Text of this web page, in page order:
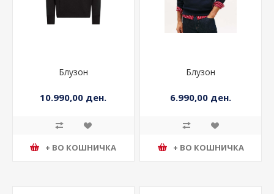
Блузон
10.990,00 ден.
+ ВО КОШНИЧКА
Блузон
6.990,00 ден.
+ ВО КОШНИЧКА